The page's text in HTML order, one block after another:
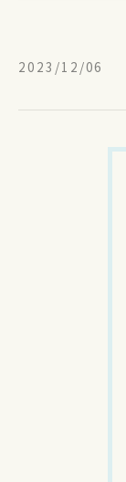
2023/12/06